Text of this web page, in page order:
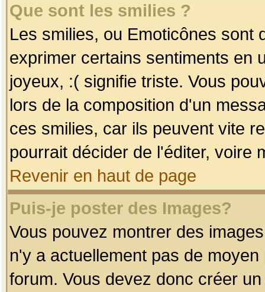
Que sont les smilies ?
Les smilies, ou Emoticônes sont
exprimer certains sentiments en
joyeux, :( signifie triste. Vous
lors de la composition d'un
ces smilies, car ils peuvent vite
pourrait décider de l'éditer, voire
Revenir en haut de page
Puis-je poster des Images?
Vous pouvez montrer des
n'y a actuellement pas de
forum. Vous devez donc créer